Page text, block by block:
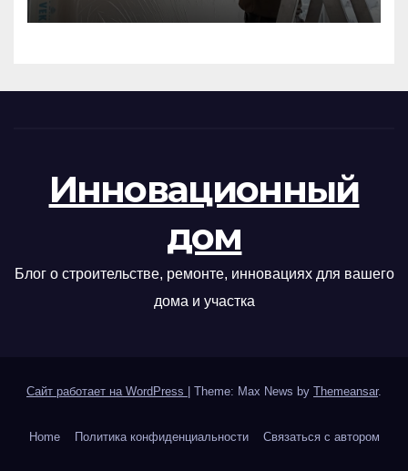
Инновационный
дом
Блог о строительстве, ремонте, инновациях для вашего
дома и участка
Сайт работает на WordPress | Theme: Max News by Themeansar.
Home Политика конфиденциальности Связаться с автором